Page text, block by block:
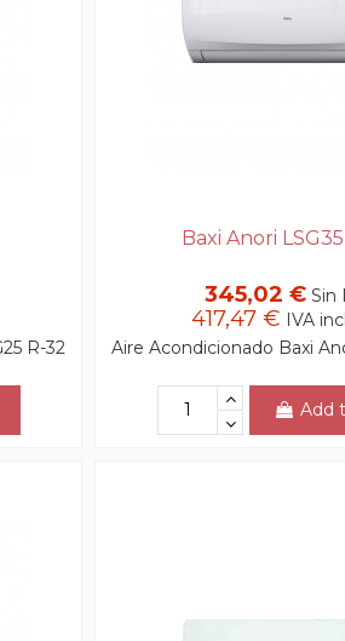
R-32
Baxi Anori
345,02 € Sin
417,47 € IVA
Aire Acondicionado Baxi
Add